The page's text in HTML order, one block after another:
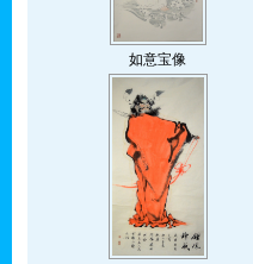
如意宝像